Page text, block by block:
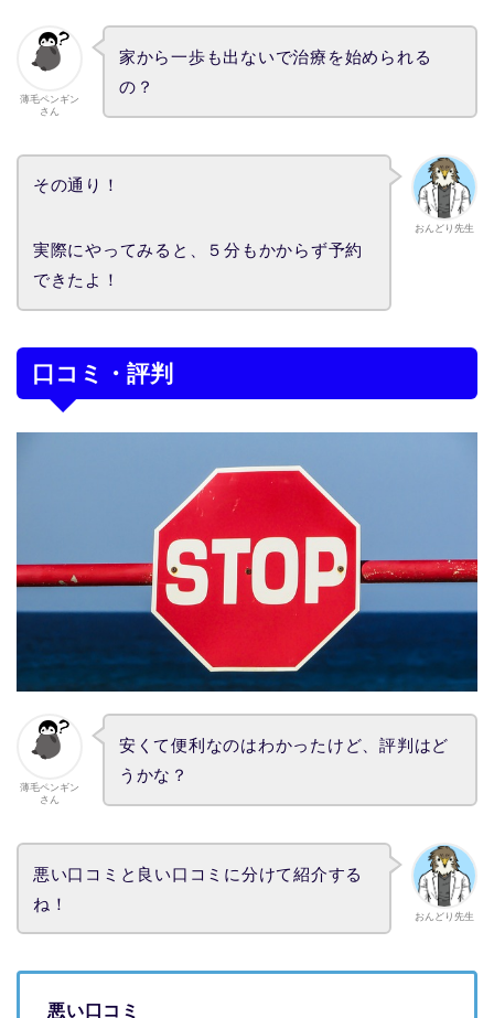
薄毛ペンギン
さん
家から一歩も出ないで治療を始められる
の？
おんどり先生
その通り！
実際にやってみると、５分もかからず予約
できたよ！
口コミ・評判
薄毛ペンギン
さん
安くて便利なのはわかったけど、評判はど
うかな？
おんどり先生
悪い口コミと良い口コミに分けて紹介する
ね！
悪い口コミ